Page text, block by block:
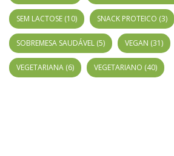
SEM LACTOSE (10) SNACK PROTEICO (3)
SOBREMESA SAUDÁVEL (5) VEGAN (31)
VEGETARIANA (6) VEGETARIANO (40)